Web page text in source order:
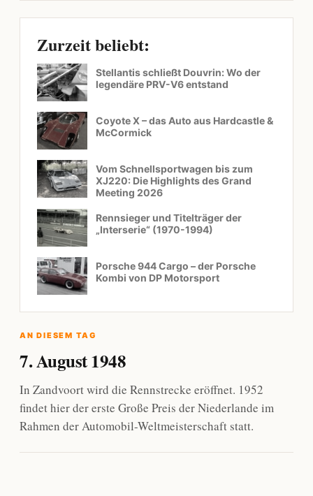
Zurzeit beliebt:
Stellantis schließt Douvrin: Wo der
legendäre PRV-V6 entstand
Coyote X – das Auto aus Hardcastle &
McCormick
Vom Schnellsportwagen bis zum
XJ220: Die Highlights des Grand
Meeting 2026
Rennsieger und Titelträger der
„Interserie“ (1970-1994)
Porsche 944 Cargo – der Porsche
Kombi von DP Motorsport
AN DIESEM TAG
7. August 1948
In Zandvoort wird die Rennstrecke eröffnet. 1952
findet hier der erste Große Preis der Niederlande im
Rahmen der Automobil-Weltmeisterschaft statt.